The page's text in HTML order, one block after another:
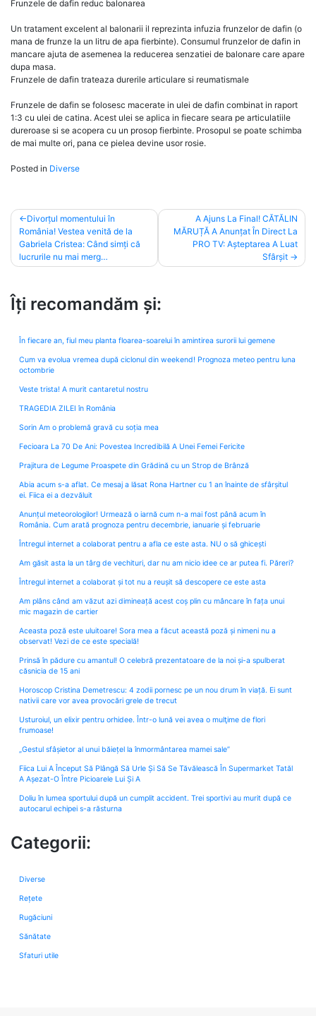
Frunzele de dafin reduc balonarea
Un tratament excelent al balonarii il reprezinta infuzia frunzelor de dafin (o
mana de frunze la un litru de apa fierbinte). Consumul frunzelor de dafin in
mancare ajuta de asemenea la reducerea senzatiei de balonare care apare
dupa masa.
Frunzele de dafin trateaza durerile articulare si reumatismale
Frunzele de dafin se folosesc macerate in ulei de dafin combinat in raport
1:3 cu ulei de catina. Acest ulei se aplica in fiecare seara pe articulatiile
dureroase si se acopera cu un prosop fierbinte. Prosopul se poate schimba
de mai multe ori, pana ce pielea devine usor rosie.
Posted in Diverse
Post
navigation
Divorțul momentului în
România! Vestea venită de la
Gabriela Cristea: Când simți că
lucrurile nu mai merg…
A Ajuns La Final! CĂTĂLIN
MĂRUȚĂ A Anunțat În Direct La
PRO TV: Așteptarea A Luat
Sfârșit
Îți recomandăm și:
În fiecare an, fiul meu planta floarea-soarelui în amintirea surorii lui gemene
Cum va evolua vremea după ciclonul din weekend! Prognoza meteo pentru luna
octombrie
Veste trista! A murit cantaretul nostru
TRAGEDIA ZILEI în România
Sorin Am o problemă gravă cu soția mea
Fecioara La 70 De Ani: Povestea Incredibilă A Unei Femei Fericite
Prajitura de Legume Proaspete din Grădină cu un Strop de Brânză
Abia acum s-a aflat. Ce mesaj a lăsat Rona Hartner cu 1 an înainte de sfârșitul
ei. Fiica ei a dezvăluit
Anunțul meteorologilor! Urmează o iarnă cum n-a mai fost până acum în
România. Cum arată prognoza pentru decembrie, ianuarie și februarie
Întregul internet a colaborat pentru a afla ce este asta. NU o să ghicești
Am găsit asta la un târg de vechituri, dar nu am nicio idee ce ar putea fi. Păreri?
Întregul internet a colaborat și tot nu a reușit să descopere ce este asta
Am plâns când am văzut azi dimineață acest coș plin cu mâncare în fața unui
mic magazin de cartier
Aceasta poză este uluitoare! Sora mea a făcut această poză și nimeni nu a
observat! Vezi de ce este specială!
Prinsă în pădure cu amantul! O celebră prezentatoare de la noi și-a spulberat
căsnicia de 15 ani
Horoscop Cristina Demetrescu: 4 zodii pornesc pe un nou drum în viață. Ei sunt
nativii care vor avea provocări grele de trecut
Usturoiul, un elixir pentru orhidee. Într-o lună vei avea o mulţime de flori
frumoase!
„Gestul sfâșietor al unui băiețel la înmormântarea mamei sale”
Fiica Lui A Început Să Plângă Să Urle Și Să Se Tăvălească În Supermarket Tatăl
A Așezat-O Între Picioarele Lui Și A
Doliu în lumea sportului după un cumplit accident. Trei sportivi au murit după ce
autocarul echipei s-a răsturna
Categorii:
Diverse
Rețete
Rugăciuni
Sănătate
Sfaturi utile